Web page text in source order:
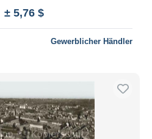
± 5,76 $
Gewerblicher Händler